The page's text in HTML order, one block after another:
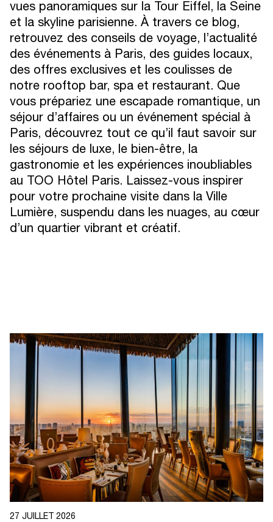
M E NTIONS LÉGA L ES
CONTA CT
vues panoramiques sur la Tour Eiffel, la Seine
et la skyline parisienne. À travers ce blog,
retrouvez des conseils de voyage, l’actualité
des événements à Paris, des guides locaux,
des offres exclusives et les coulisses de
notre rooftop bar, spa et restaurant. Que
vous prépariez une escapade romantique, un
séjour d’affaires ou un événement spécial à
Paris, découvrez tout ce qu’il faut savoir sur
les séjours de luxe, le bien-être, la
gastronomie et les expériences inoubliables
au TOO Hôtel Paris. Laissez-vous inspirer
pour votre prochaine visite dans la Ville
Lumière, suspendu dans les nuages, au cœur
d’un quartier vibrant et créatif.
27 JUILLET 2026